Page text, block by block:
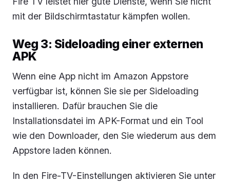
mit der Bildschirmtastatur kämpfen wollen.
Weg 3: Sideloading einer externen
APK
Wenn eine App nicht im Amazon Appstore
verfügbar ist, können Sie sie per Sideloading
installieren. Dafür brauchen Sie die
Installationsdatei im APK-Format und ein Tool
wie den Downloader, den Sie wiederum aus dem
Appstore laden können.
In den Fire-TV-Einstellungen aktivieren Sie unter